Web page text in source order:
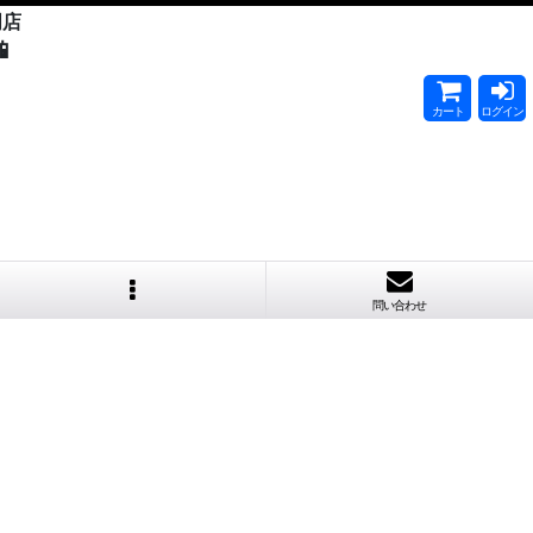
カート ログイン
問い合わせ